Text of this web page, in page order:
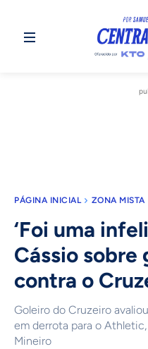
PÁGINA INICIAL ZONA MISTA
‘Foi uma
Cássio
contra o
Goleiro do Cruzeiro
em derrota para o
Mineiro